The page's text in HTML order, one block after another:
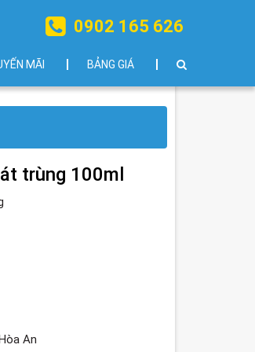
MÃI BẢNG GIÁ
0902 165 626
trùng 100ml
An